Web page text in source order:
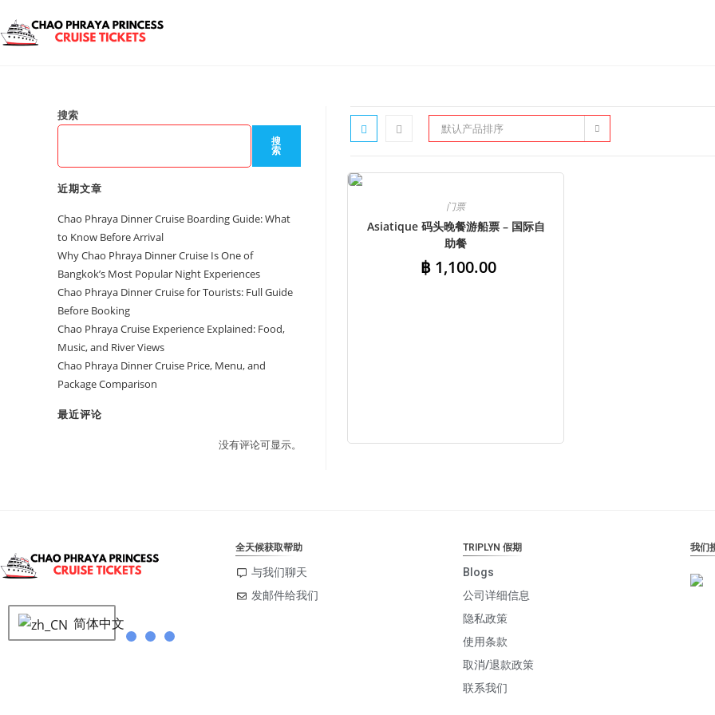
默认产品排序
门票
Asiatique 码头晚餐游船票 – 国际自
助餐
฿1,100.00
搜索
搜
索
近期文章
Chao Phraya Dinner Cruise Boarding Guide: What
to Know Before Arrival
Why Chao Phraya Dinner Cruise Is One of
Bangkok’s Most Popular Night Experiences
Chao Phraya Dinner Cruise for Tourists: Full Guide
Before Booking
Chao Phraya Cruise Experience Explained: Food,
Music, and River Views
Chao Phraya Dinner Cruise Price, Menu, and
Package Comparison
最近评论
没有评论可显示。
简体中文
全天候获取帮助
与我们聊天
发邮件给我们
TRIPLYN 假期
Blogs
公司详细信息
隐私政策
使用条款
取消/退款政策
联系我们
我们